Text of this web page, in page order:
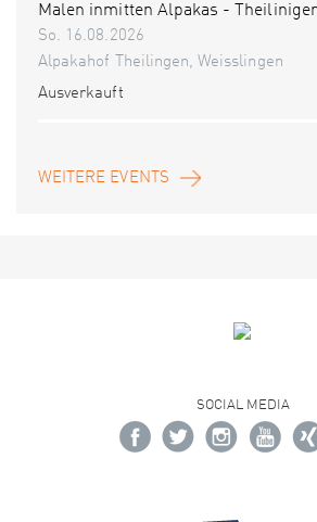
Malen inmitten Alpakas -
So. 16.08.2026
Alpakahof Theilingen, Weisslingen
Ausverkauft
WEITERE EVENTS
SOCIAL MEDIA